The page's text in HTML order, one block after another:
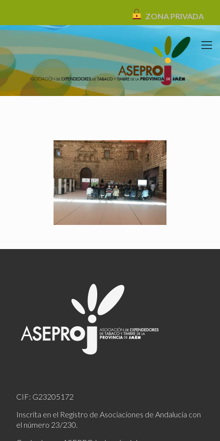
ZONA PRIVADA
CIF: G23205172
Inscrita en el Registro de Asociaciones de Andalucía con
el número 23/230.